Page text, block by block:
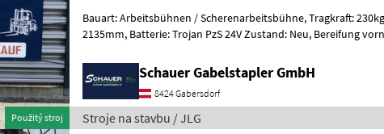
Použitý stroj
Bauart: Arbeitsbühnen / Scherenarbeitsbühne, Tragkraft: 230kg, Hubhöhe: 5800mm, Bauhöhe:
2135mm, Batterie: Trojan PzS 24V
Schauer Gabelstapler GmbH
8424 Gabersdorf
Stroje na stavbu / JLG